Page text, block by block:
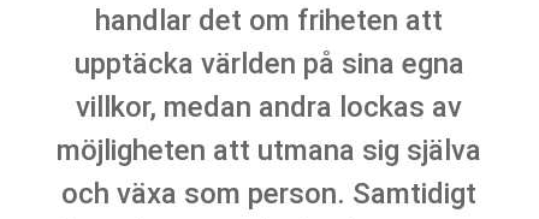
handlar det om friheten att
upptäcka världen på sina egna
villkor, medan andra lockas av
möjligheten att utmana sig själva
och växa som person. Samtidigt